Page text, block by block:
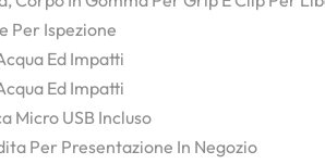
Per Ispezione
Ed Impatti
Ed Impatti
Micro USB Incluso
Per Presentazione In Negozio